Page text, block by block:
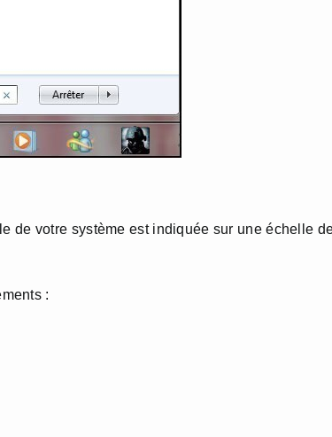
de votre système est indiquée sur une échelle
: